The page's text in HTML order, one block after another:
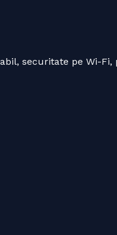
securitate pe Wi-Fi,